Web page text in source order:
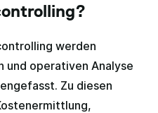
werden
und operativen Analyse
Zu diesen